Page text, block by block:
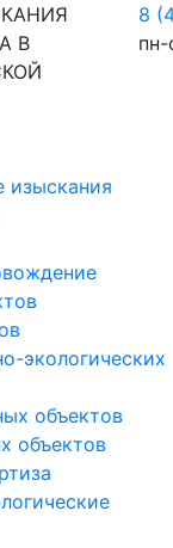
В
8
пн-
изыскания
экологических
объектов
объектов